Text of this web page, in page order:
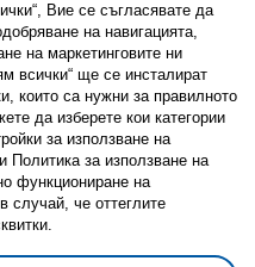
бисквитки (Cookies)
на бисквитки
Вие се съгласявате да
на навигацията,
на маркетинговите ни
всички“ ще се инсталират
които са нужни за правилното
да изберете кои категории
за използване на
Политика за използване на
функциониране на
случай, че оттеглите